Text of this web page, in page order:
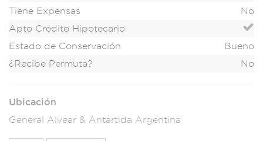
Tiene Expensas
No
Apto Crédito Hipotecario
Estado de Conservación
Bueno
¿Recibe Permuta?
No
Ubicación
General Alvear & Antartida Argentina